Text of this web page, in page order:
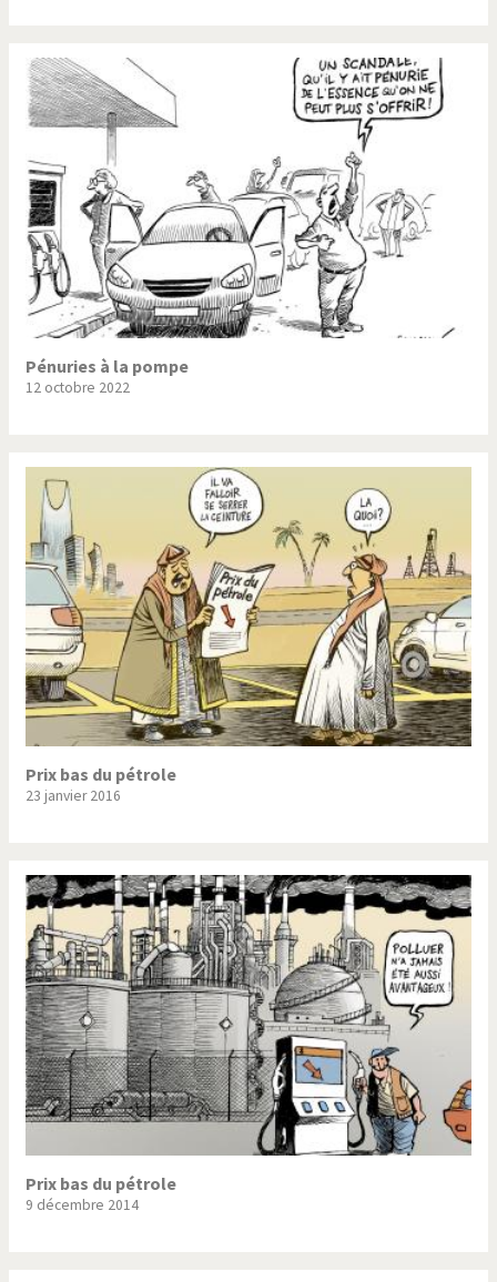
Pénuries à la pompe
12 octobre 2022
Prix bas du pétrole
23 janvier 2016
Prix bas du pétrole
9 décembre 2014